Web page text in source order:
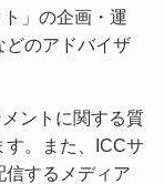
」の企画・運
どのアドバイザ
ントに関する質
。また、ICCサ
信するメディア